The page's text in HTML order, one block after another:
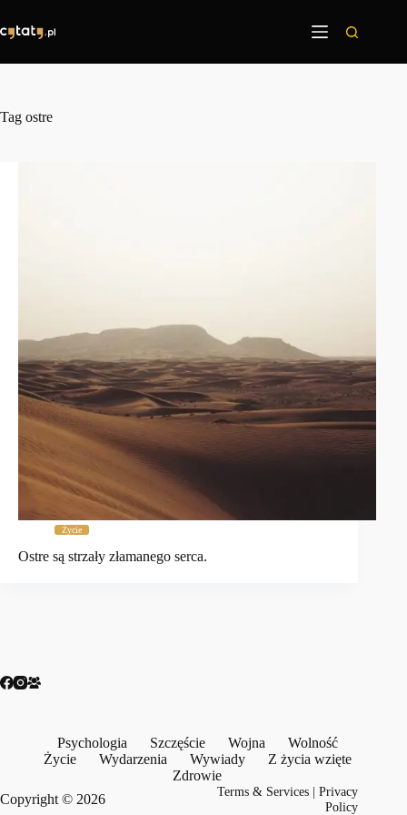
treści
Tag ostre
Życie
Ostre są strzały złamanego serca.
Psychologia Szczęście Wojna
Wolność
Życie
Wydarzenia Wywiady
Z życia wzięte
Zdrowie
Copyright © 2026
Terms & Services |Privacy
Policy